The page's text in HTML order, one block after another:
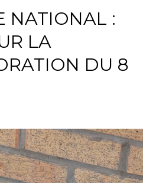
NATIONAL :
LA
DU 8